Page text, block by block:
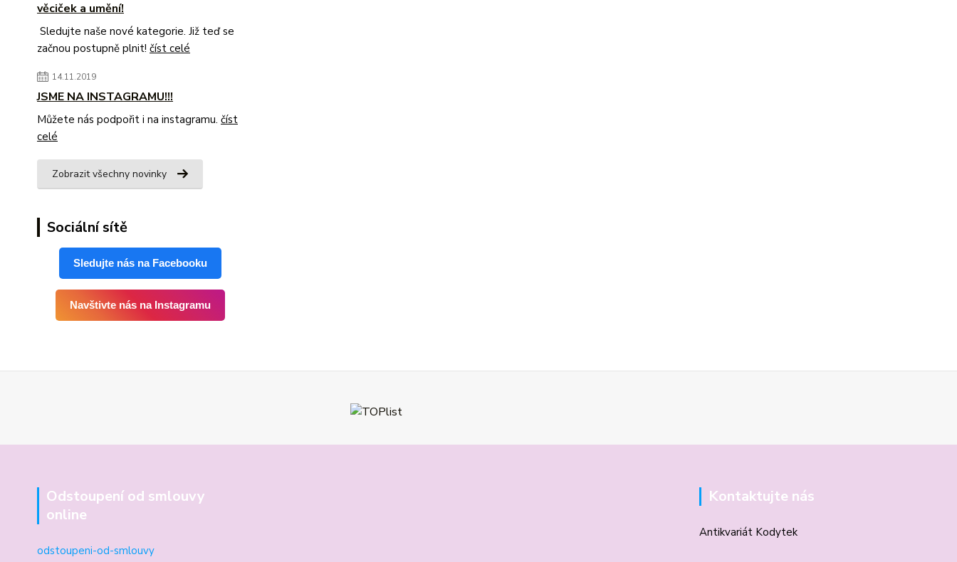
věciček a umění!
Sledujte naše nové kategorie. Již teď se
začnou postupně plnit! číst celé
14.11.2019
JSME NA INSTAGRAMU!!!
Můžete nás podpořit i na instagramu. číst
celé
Zobrazit všechny novinky
Sociální sítě
Sledujte nás na Facebooku
Navštivte nás na Instagramu
Odstoupení od smlouvy
online
odstoupeni-od-smlouvy
Kontaktujte nás
Antikvariát Kodytek